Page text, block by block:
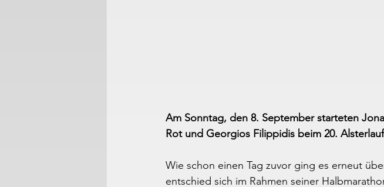
Am Sonntag, den 8. September starteten
Rot und Georgios Filippidis beim 20.
Wie schon einen Tag zuvor ging es erneut
entschied sich im Rahmen seiner